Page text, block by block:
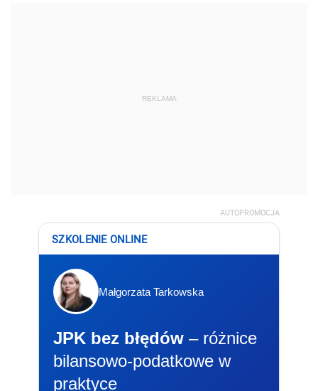
REKLAMA
AUTOPROMOCJA
SZKOLENIE ONLINE
Małgorzata Tarkowska
JPK bez błędów – różnice
bilansowo-podatkowe w
praktyce